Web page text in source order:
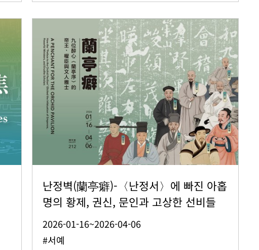
난정벽(蘭亭癖)-〈난정서〉에 빠진 아홉
명의 황제, 권신, 문인과 고상한 선비들
2026-01-16~2026-04-06
#서예